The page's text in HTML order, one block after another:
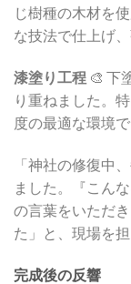
じ樹種の木材を
な技法で仕上げ
漆塗り工程 🎨 下
り重ねました。
度の最適な環境
「神社の修復中
ました。『こん
の言葉をいただ
た」と、現場を
完成後の反響